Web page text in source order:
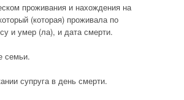
проживания и нахождения на
(которая) проживала по
и умер (ла), и дата смерти.
семьи.
супруга в день смерти.